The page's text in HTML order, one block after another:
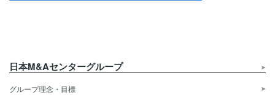
日本M&Aセンターグループ
グループ理念・目標